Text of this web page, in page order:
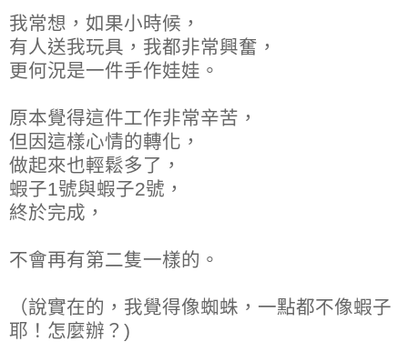
我常想，如果小時候，
有人送我玩具，我都非常興奮，
更何況是一件手作娃娃。
原本覺得這件工作非常辛苦，
但因這樣心情的轉化，
做起來也輕鬆多了，
蝦子1號與蝦子2號，
終於完成，
不會再有第二隻一樣的。
（說實在的，我覺得像蜘蛛，一點都不像蝦子
耶！怎麼辦？)